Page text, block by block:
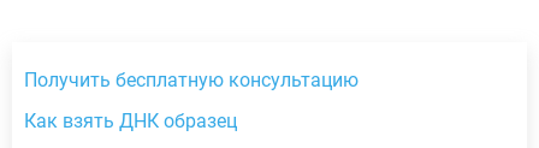
Получить бесплатную консультацию
Как взять ДНК образец